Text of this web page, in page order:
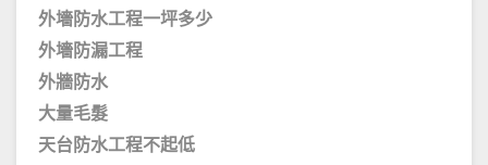
外墻防水工程一坪多少
外墻防漏工程
外牆防水
大量毛髮
天台防水工程不起低